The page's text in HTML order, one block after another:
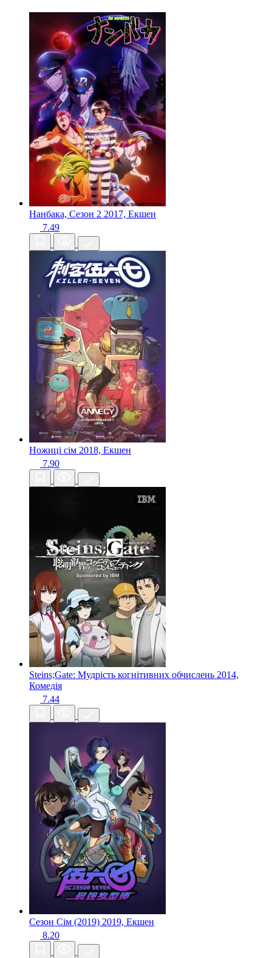
Нанбака, Сезон 2 2017, Екшен
7.49
Ножиці сім 2018, Екшен
7.90
Steins;Gate: Мудрість когнітивних обчислень 2014,
Комедія
7.44
Сезон Сім (2019) 2019, Екшен
8.20